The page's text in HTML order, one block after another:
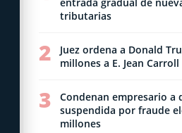
tributarias
2
Juez ordena a Donald
millones a E. Jean Carroll
3
Condenan empresario a
suspendida por fraude
millones